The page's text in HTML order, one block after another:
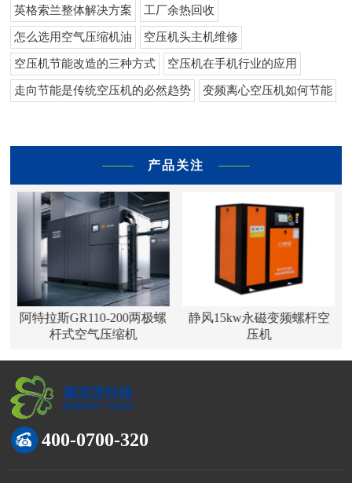
英格索兰整体解决方案 工厂余热回收
怎么选用空气压缩机油 空压机头主机维修
空压机节能改造的三种方式 空压机在手机行业的应用
走向节能是传统空压机的必然趋势 变频离心空压机如何节能
产品关注
阿特拉斯GR110-200两极螺
杆式空气压缩机
静风15kw永磁变频螺杆空
压机
400-0700-320